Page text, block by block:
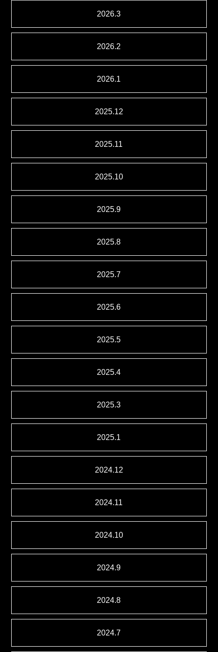
2026.3
2026.2
2026.1
2025.12
2025.11
2025.10
2025.9
2025.8
2025.7
2025.6
2025.5
2025.4
2025.3
2025.1
2024.12
2024.11
2024.10
2024.9
2024.8
2024.7